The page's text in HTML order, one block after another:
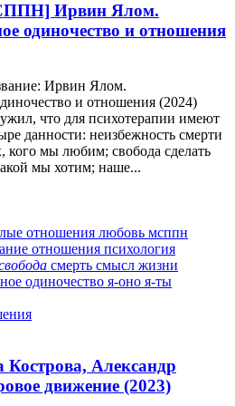
Ирвин Ялом.
одиночество и отношения
Ирвин Ялом.
и отношения (2024)
что для психотерапии имеют
данности: неизбежность смерти
кого мы любим; свобода сделать
мы хотим; наше...
отношения любовь мсппн
отношения психология
смерть смысл жизни
одиночество я-оно я-ты
Александр
движение (2023)